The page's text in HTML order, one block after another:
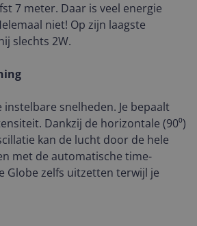
7 meter. Daar is veel energie
niet! Op zijn laagste
slechts 2W.
snelheden. Je bepaalt
Dankzij de horizontale (90⁰)
kan de lucht door de hele
met de automatische time-
Globe zelfs uitzetten terwijl je